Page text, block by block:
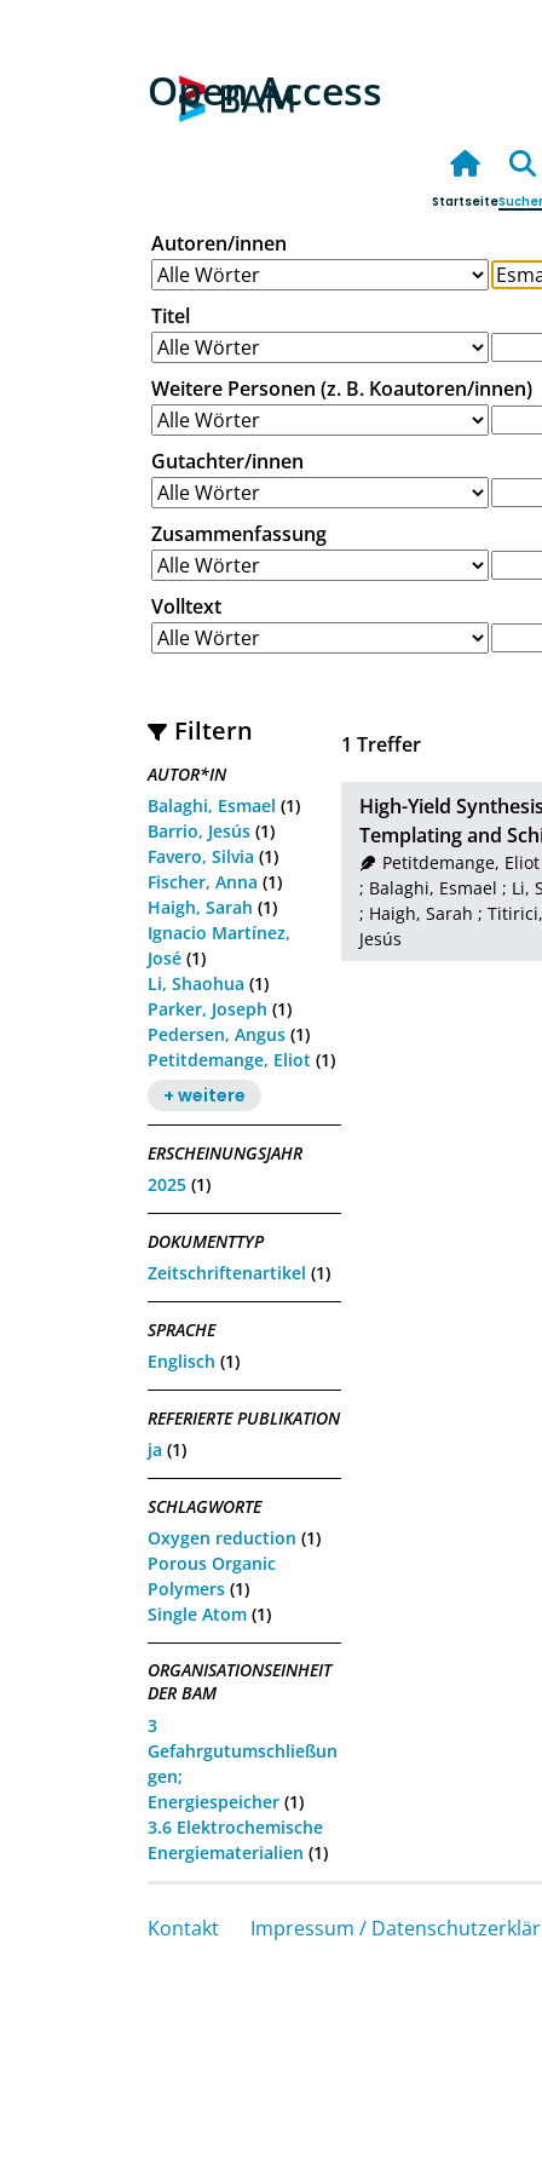
Open Access
Startseite
Autoren/innen
Titel
Weitere Personen (z. B. Koautoren/innen)
Gutachter/innen
Zusammenfassung
Volltext
Filtern
AUTOR*IN
Balaghi, Esmael (1)
Barrio, Jesús (1)
Favero, Silvia (1)
Fischer, Anna (1)
Haigh, Sarah (1)
Ignacio Martínez,
José (1)
Li, Shaohua (1)
Parker, Joseph (1)
Pedersen, Angus (1)
Petitdemange, Eliot (1)
+ weitere
ERSCHEINUNGSJAHR
2025 (1)
DOKUMENTTYP
Zeitschriftenartikel (1)
SPRACHE
Englisch (1)
REFERIERTE PUBLIKATION
ja (1)
SCHLAGWORTE
Oxygen reduction (1)
Porous Organic
Polymers (1)
Single Atom (1)
ORGANISATIONSEINHEIT
DER BAM
3
Gefahrgutumschließun
gen;
Energiespeicher (1)
3.6 Elektrochemische
Energiematerialien (1)
1 Treffer
High-Yield
Templating and
Petitdemange, Eliot
; Balaghi, Esmael ; Li,
; Haigh, Sarah ;
Jesús
Kontakt Impressum /